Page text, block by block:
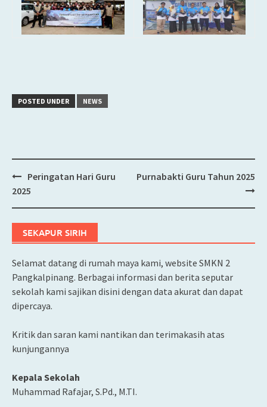
POSTED UNDER NEWS
Post
Peringatan Hari Guru
2025
Purnabakti Guru Tahun 2025
SEKAPUR SIRIH
Selamat datang di rumah maya kami, website SMKN 2
Pangkalpinang. Berbagai informasi dan berita seputar
sekolah kami sajikan disini dengan data akurat dan dapat
dipercaya.
Kritik dan saran kami nantikan dan terimakasih atas
kunjungannya
Kepala Sekolah
Muhammad Rafajar, S.Pd., M.TI.